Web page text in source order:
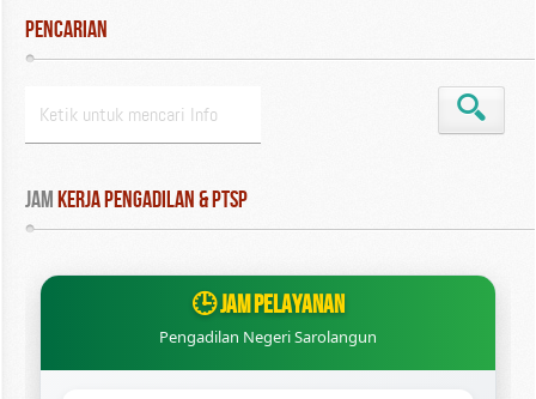
Pencarian
Jam Kerja Pengadilan & PTSP
🕒 JAM PELAYANAN
Pengadilan Negeri Sarolangun